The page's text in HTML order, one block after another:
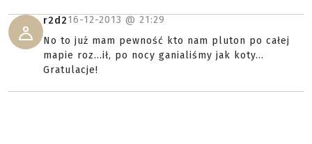
r2d216-12-2013 @ 21:29
No to już mam pewność kto nam pluton po całej
mapie roz...ił, po nocy ganialiśmy jak koty...
Gratulacje!